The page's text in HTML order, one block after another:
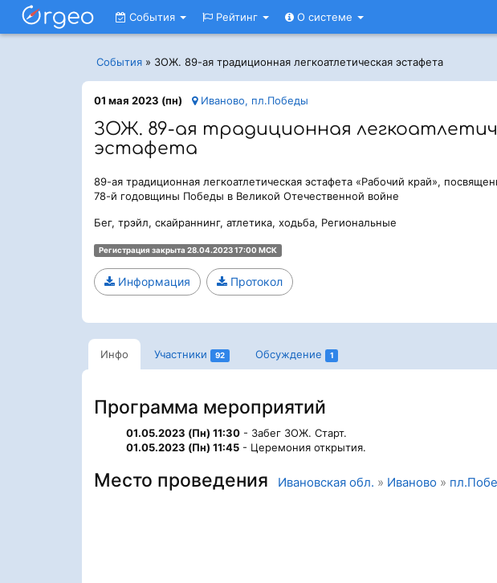
События Рейтинг О системе
События » ЗОЖ. 89-ая традиционная легкоатлетическая эстафета
01 мая 2023 (пн) Иваново, пл.Победы
ЗОЖ. 89-ая традиционная
эстафета
89-ая традиционная легкоатлетическая эстафета «Рабочий край»,
78-й годовщины Победы в Великой Отечественной войне
Бег, трэйл, скайраннинг, атлетика, ходьба, Региональные
Регистрация закрыта 28.04.2023 17:00 МСК
Информация Протокол
Инфо Участники 92 Обсуждение 1
Программа мероприятий
01.05.2023 (Пн) 11:30 - Забег ЗОЖ. Старт.
01.05.2023 (Пн) 11:45 - Церемония открытия.
Место проведения Ивановская обл. » Иваново »